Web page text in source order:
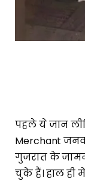
पहले ये जान
Merchant
गुजरात के
चुके हैं। हाल ही